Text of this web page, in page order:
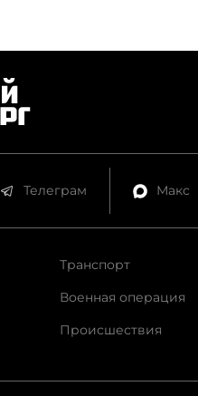
Телеграм Макс
Транспорт
Военная операция
Происшествия